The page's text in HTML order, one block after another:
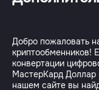
Добро пожаловать
криптообменников!
конвертации
МастерКард Доллар
нашем сайте вы